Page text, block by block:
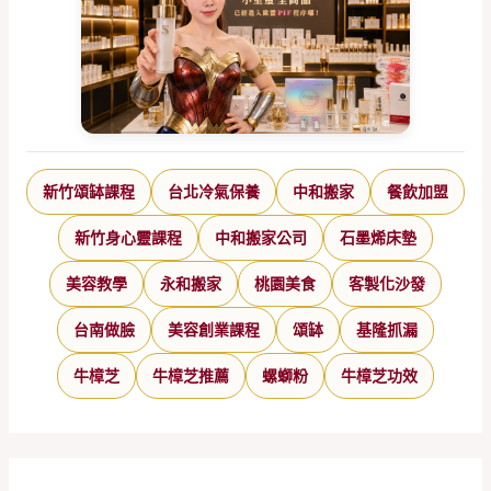
新竹頌缽課程 台北冷氣保養 中和搬家 餐飲加盟
新竹身心靈課程 中和搬家公司 石墨烯床墊
美容教學 永和搬家 桃園美食 客製化沙發
台南做臉 美容創業課程 頌缽 基隆抓漏
牛樟芝 牛樟芝推薦 螺螄粉 牛樟芝功效